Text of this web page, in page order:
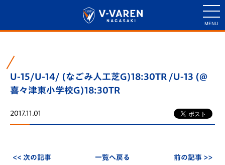
U-15/U-14/ (なごみ人工芝G)18:30TR /U-13 (@
喜々津東小学校G)18:30TR
2017.11.01
<< 次の記事 一覧へ戻る 前の記事 >>